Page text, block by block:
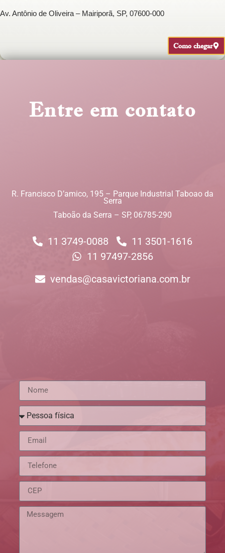
Av. Antônio de Oliveira – Mairiporã, SP, 07600-000
Como chegar
Entre em contato
R. Francisco D’amico, 195 – Parque Industrial Taboao da
Serra
Taboão da Serra – SP, 06785-290
11 3749-0088
11 3501-1616
11 97497-2856
vendas@casavictoriana.com.br